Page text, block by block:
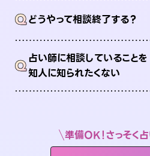
Qどうやって相談終了する？
Q占い師に相談していることを
知人に知られたくない
準備OK！さっそく